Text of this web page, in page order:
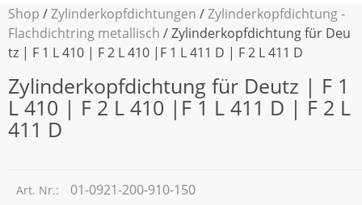
Shop /Zylinderkopfdichtungen /Zylinderkopfdichtung -
Flachdichtring metallisch / Zylinderkopfdichtung für Deu
tz | F 1 L 410 | F 2 L 410 |F 1 L 411 D | F 2 L 411 D
Zylinderkopfdichtung für Deutz | F 1
L 410 | F 2 L 410 |F 1 L 411 D | F 2 L
411 D
Art. Nr.: 01-0921-200-910-150